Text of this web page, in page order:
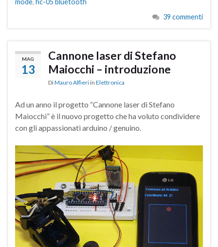
mode, hc-05 bluetooth
39 commenti
MAG
13
Cannone laser di Stefano
Maiocchi – introduzione
DiMauro Alfieri in Elettronica
Ad un anno il progetto “Cannone laser di Stefano
Maiocchi” è il nuovo progetto che ha voluto condividere
con gli appassionati arduino / genuino.